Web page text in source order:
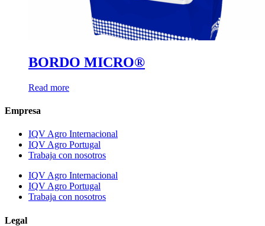
BORDO MICRO®
Read more
Empresa
IQV Agro Internacional
IQV Agro Portugal
Trabaja con nosotros
IQV Agro Internacional
IQV Agro Portugal
Trabaja con nosotros
Legal